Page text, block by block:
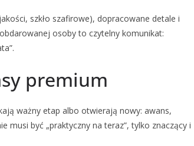
szkło szafirowe), dopracowane detale i
osoby to czytelny komunikat:
premium
ważny etap albo otwierają nowy: awans,
musi być „praktyczny na teraz”, tylko znaczący i